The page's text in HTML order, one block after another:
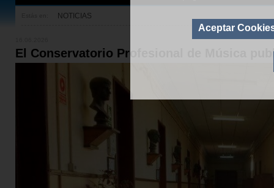
Aceptar
El Conservatorio Profesional de Música
NOTICIAS